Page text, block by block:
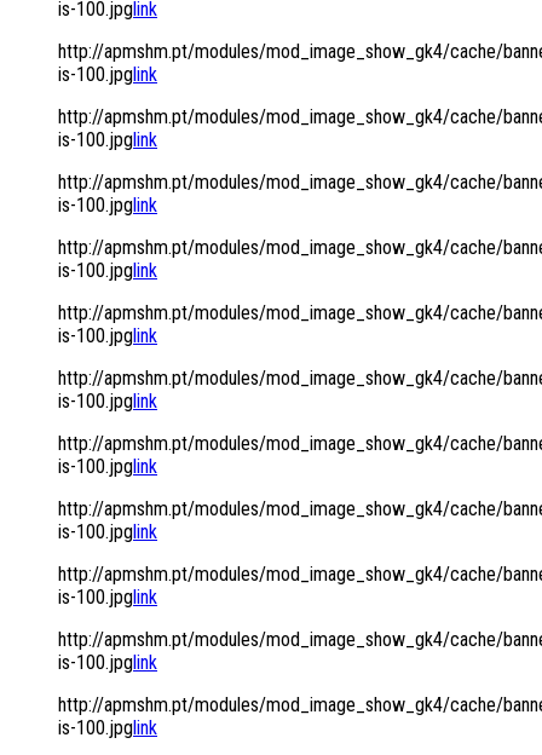
is-100.jpglink
http://apmshm.pt/modules/mod_image_show_gk4/cache/
is-100.jpglink
http://apmshm.pt/modules/mod_image_show_gk4/cache/
is-100.jpglink
http://apmshm.pt/modules/mod_image_show_gk4/cache/
is-100.jpglink
http://apmshm.pt/modules/mod_image_show_gk4/cache/
is-100.jpglink
http://apmshm.pt/modules/mod_image_show_gk4/cache/
is-100.jpglink
http://apmshm.pt/modules/mod_image_show_gk4/cache/
is-100.jpglink
http://apmshm.pt/modules/mod_image_show_gk4/cache/
is-100.jpglink
http://apmshm.pt/modules/mod_image_show_gk4/cache/
is-100.jpglink
http://apmshm.pt/modules/mod_image_show_gk4/cache/
is-100.jpglink
http://apmshm.pt/modules/mod_image_show_gk4/cache/
is-100.jpglink
http://apmshm.pt/modules/mod_image_show_gk4/cache/
is-100.jpglink